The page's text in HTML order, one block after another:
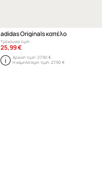
adidas Originals καπέλο
Τρέχουσα τιμή:
25,99 €
Αρχική τιμή:27,90 €
Η χαμηλότερη τιμή:27,90 €